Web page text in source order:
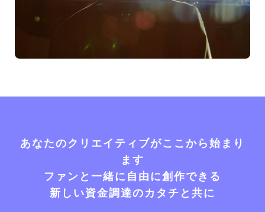
あなたのクリエイティブがここから始まり
ます
ファンと一緒に自由に創作できる
新しい資金調達のカタチと共に